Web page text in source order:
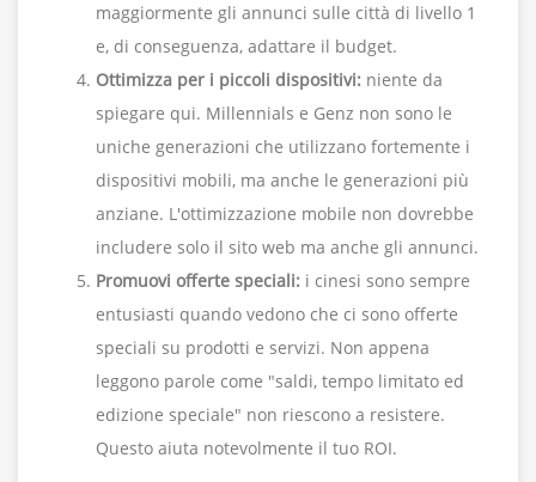
maggiormente gli annunci sulle città di livello 1
e, di conseguenza, adattare il budget.
Ottimizza per i piccoli dispositivi: niente da
spiegare qui. Millennials e Genz non sono le
uniche generazioni che utilizzano fortemente i
dispositivi mobili, ma anche le generazioni più
anziane. L'ottimizzazione mobile non dovrebbe
includere solo il sito web ma anche gli annunci.
Promuovi offerte speciali: i cinesi sono sempre
entusiasti quando vedono che ci sono offerte
speciali su prodotti e servizi. Non appena
leggono parole come "saldi, tempo limitato ed
edizione speciale" non riescono a resistere.
Questo aiuta notevolmente il tuo ROI.